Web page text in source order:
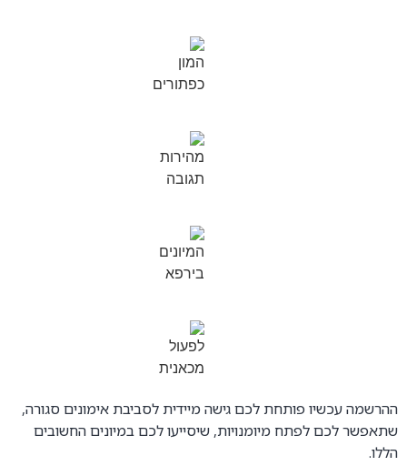
ההרשמה עכשיו פותחת לכם גישה מיידית לסביבת אימונים סגורה,
שתאפשר לכם לפתח מיומנויות, שיסייעו לכם במיונים החשובים
הללו.